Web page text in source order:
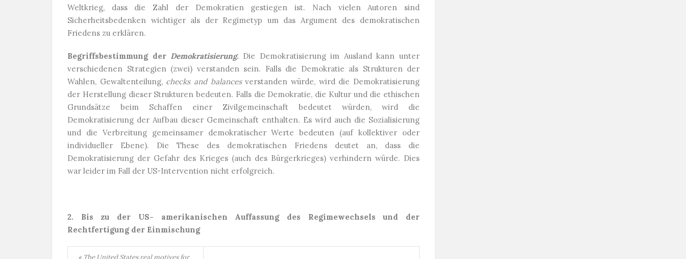
Weltkrieg, dass die Zahl der Demokratien gestiegen ist. Nach vielen Autoren sind
Sicherheitsbedenken wichtiger als der Regimetyp um das Argument des demokratischen
Friedens zu erklären.
Begriffsbestimmung der Demokratisierung. Die Demokratisierung im Ausland kann unter
verschiedenen Strategien (zwei) verstanden sein. Falls die Demokratie als Strukturen der
Wahlen, Gewaltenteilung, checks and balancesverstanden würde, wird die Demokratisierung
der Herstellung dieser Strukturen bedeuten. Falls die Demokratie, die Kultur und die ethischen
Grundsätze beim Schaffen einer Zivilgemeinschaft bedeutet würden, wird die
Demokratisierung der Aufbau dieser Gemeinschaft enthalten. Es wird auch die Sozialisierung
und die Verbreitung gemeinsamer demokratischer Werte bedeuten (auf kollektiver oder
individueller Ebene). Die These des demokratischen Friedens deutet an, dass die
Demokratisierung der Gefahr des Krieges (auch des Bürgerkrieges) verhindern würde. Dies
war leider im Fall der US-Intervention nicht erfolgreich.
2. Bis zu der US- amerikanischen Auffassung des Regimewechsels und der
Rechtfertigung der Einmischung
« The United States real motives for